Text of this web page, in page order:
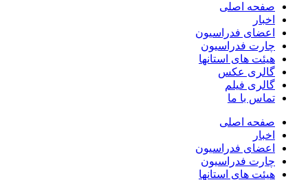
صفحه اصلی
اخبار
اعضای فدراسیون
چارت فدراسیون
هیئت های استانها
گالری عکس
گالری فیلم
تماس با ما
صفحه اصلی
اخبار
اعضای فدراسیون
چارت فدراسیون
هیئت های استانها